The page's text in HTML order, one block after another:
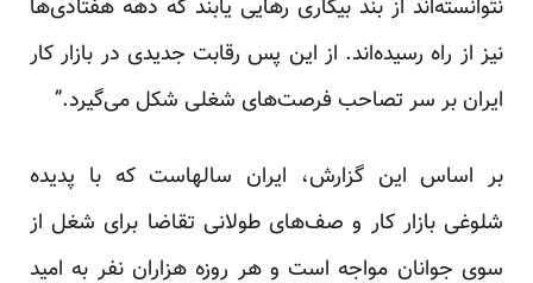
نتوانسته‌اند از بند بیکاری رهایی یابند که دهه هفتادی‌ها
نیز از راه رسیده‌اند. از این پس رقابت جدیدی در بازار کار
ایران بر سر تصاحب فرصت‌های شغلی شکل می‌گیرد.”
بر اساس این گزارش، ایران سالهاست که با پدیده
شلوغی بازار کار و صف‌های طولانی تقاضا برای شغل از
سوی جوانان مواجه است و هر روزه هزاران نفر به امید